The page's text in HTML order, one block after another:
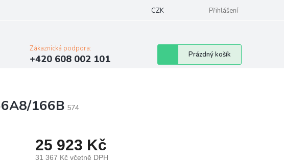
Mapa serveru Moje objednávka
CZK Přihlášení
Zákaznická podpora:
+420 608 002 101
Nákupní
košík
Prázdný košík
166B 574
25 923 Kč
31 367 Kč včetně DPH